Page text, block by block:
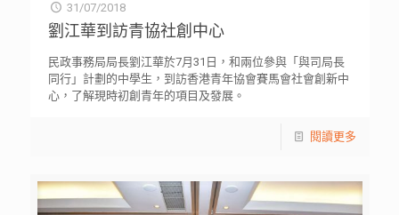
31/07/2018
劉江華到訪青協社創中心
民政事務局局長劉江華於7月31日，和兩位參與「與司局長
同行」計劃的中學生，到訪香港青年協會賽馬會社會創新中
心，了解現時初創青年的項目及發展。
閱讀更多